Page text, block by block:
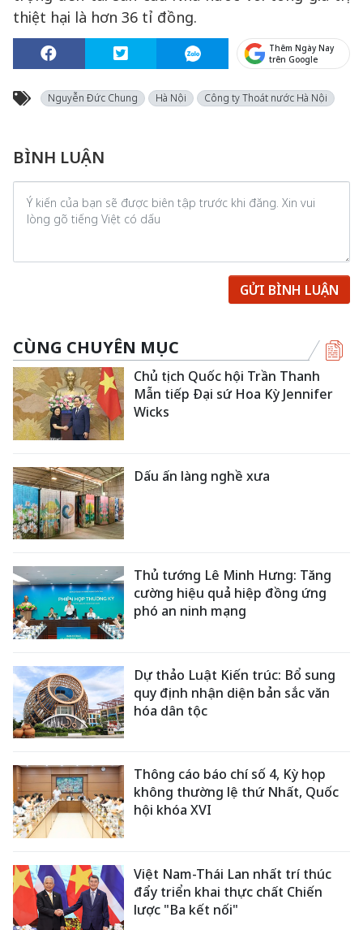
thiệt hại là hơn 36 tỉ đồng.
Thêm Ngày Nay
trên Google
Nguyễn Đức Chung Hà Nội Công ty Thoát nước Hà Nội
BÌNH LUẬN
GỬI BÌNH LUẬN
CÙNG CHUYÊN MỤC
Chủ tịch Quốc hội Trần Thanh
Mẫn tiếp Đại sứ Hoa Kỳ Jennifer
Wicks
Dấu ấn làng nghề xưa
Thủ tướng Lê Minh Hưng: Tăng
cường hiệu quả hiệp đồng ứng
phó an ninh mạng
Dự thảo Luật Kiến trúc: Bổ sung
quy định nhận diện bản sắc văn
hóa dân tộc
Thông cáo báo chí số 4, Kỳ họp
không thường lệ thứ Nhất, Quốc
hội khóa XVI
Việt Nam-Thái Lan nhất trí thúc
đẩy triển khai thực chất Chiến
lược "Ba kết nối"